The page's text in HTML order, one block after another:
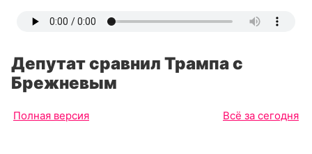
Депутат сравнил Трампа с
Брежневым
Полная версия Всё за сегодня